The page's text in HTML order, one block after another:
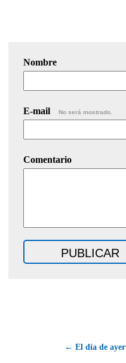
Nombre
E-mail No será mostrado.
Comentario
← El día de ayer